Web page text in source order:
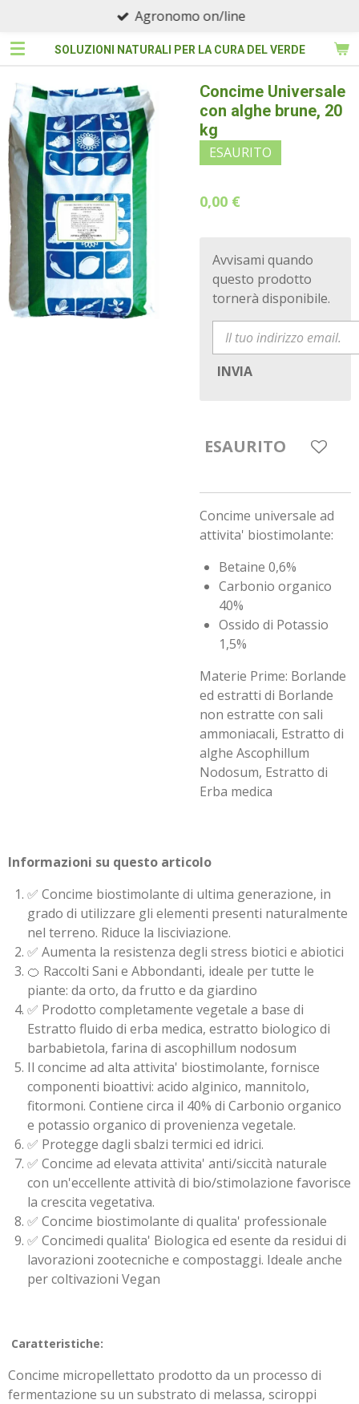
contenutoSOLUZIONI NATURALI PER LA CURA DEL VERDE
Agronomo on/line
Concime Universale
con alghe brune, 20
kg
ESAURITO
0,00 €
Avvisami quando
questo prodotto
tornerà disponibile.
INVIA
ESAURITO
Concime universale ad
attivita' biostimolante:
Betaine 0,6%
Carbonio organico
40%
Ossido di Potassio
1,5%
Materie Prime: Borlande
ed estratti di Borlande
non estratte con sali
ammoniacali, Estratto di
alghe Ascophillum
Nodosum, Estratto di
Erba medica
Informazioni su questo articolo
✅ Concime biostimolante di ultima generazione, in
grado di utilizzare gli elementi presenti naturalmente
nel terreno. Riduce la lisciviazione.
✅ Aumenta la resistenza degli stress biotici e abiotici
🍊 Raccolti Sani e Abbondanti, ideale per tutte le
piante: da orto, da frutto e da giardino
✅ Prodotto completamente vegetale a base di
Estratto fluido di erba medica, estratto biologico di
barbabietola, farina di ascophillum nodosum
Il concime ad alta attivita' biostimolante, fornisce
componenti bioattivi: acido alginico, mannitolo,
fitormoni. Contiene circa il 40% di Carbonio organico
e potassio organico di provenienza vegetale.
✅ Protegge dagli sbalzi termici ed idrici.
✅ Concime ad elevata attivita' anti/siccità naturale
con un'eccellente attività di bio/stimolazione favorisce
la crescita vegetativa.
✅ Concime biostimolante di qualita' professionale
✅ Concimedi qualita' Biologica ed esente da residui di
lavorazioni zootecniche e compostaggi. Ideale anche
per coltivazioni Vegan
Caratteristiche:
Concime micropellettato prodotto da un processo di
fermentazione su un substrato di melassa, sciroppi